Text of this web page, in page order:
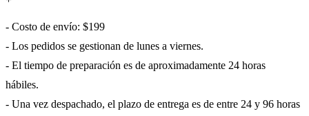
- Costo de envío: $199
- Los pedidos se gestionan de lunes a viernes.
- El tiempo de preparación es de aproximadamente 24 horas
hábiles.
- Una vez despachado, el plazo de entrega es de entre 24 y 96 horas